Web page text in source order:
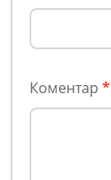
Коментар *